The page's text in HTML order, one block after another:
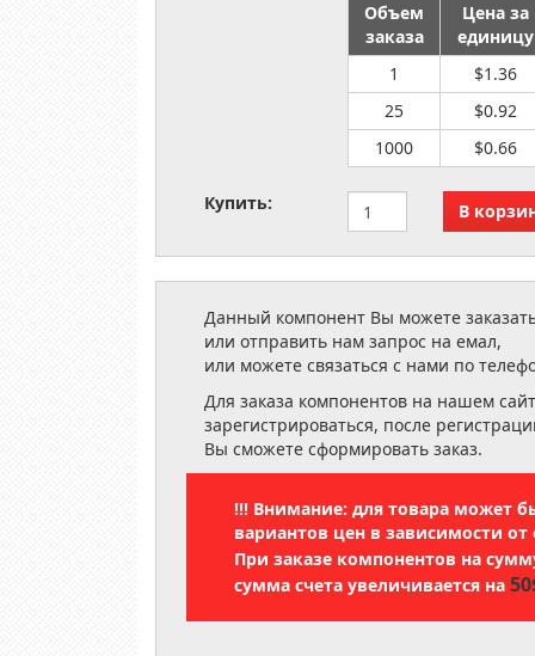
Объем
заказа
Цена за
единицу
1
$1.36
25
$0.92
1000
$0.66
Купить:
Данный компонент Вы можете
или отправить нам запрос на емал,
или можете связаться с нами по
Для заказа компонентов на нашем
зарегистрироваться, после
Вы сможете сформировать заказ.
!!! Внимание: для товара может
вариантов цен в зависимости от
При заказе компонентов на
сумма счета увеличивается на